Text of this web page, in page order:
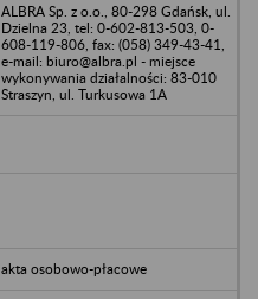
ALBRA Sp. z o.o., 80-298 Gdańsk, ul.
Dzielna 23, tel: 0-602-813-503, 0-
608-119-806, fax: (058) 349-43-41,
e-mail: biuro@albra.pl - miejsce
wykonywania działalności: 83-010
Straszyn, ul. Turkusowa 1A
akta osobowo-płacowe